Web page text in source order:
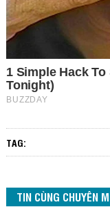
TAG:
TIN CÙNG CHUYÊN